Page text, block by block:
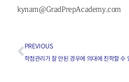
kynam@GradPrepAcademy.com
PREVIOUS
학점관리가 잘 안된 경우에 의대에 진학할 수